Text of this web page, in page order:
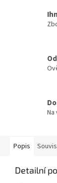
Popis
Detailní